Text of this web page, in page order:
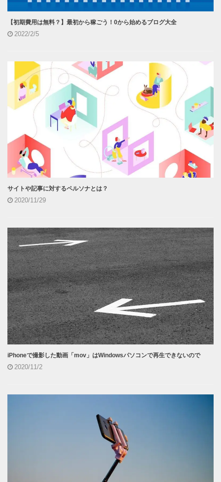
【初期費用は無料？】最初から稼ごう！0から始めるブログ大全
2022/2/5
サイトや記事に対するペルソナとは？
2020/11/29
iPhoneで撮影した動画「mov」はWindowsパソコンで再生できないので
2020/11/2